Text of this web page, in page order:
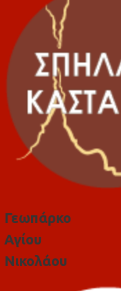
Γεωπάρκο
Αγίου
Νικολάου